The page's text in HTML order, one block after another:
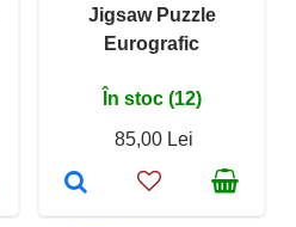
Jigsaw Puzzle
Eurografic
În stoc (12)
85,00 Lei